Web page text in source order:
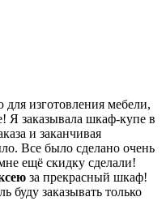
изготовления мебели,
Я заказывала шкаф-купе в
и заканчивая
Все было сделано очень
ещё скидку сделали!
за прекрасный шкаф!
буду заказывать только